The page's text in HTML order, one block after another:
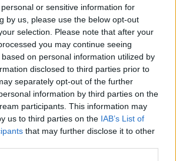
or sensitive information for
by us, please use the below opt-out
selection. Please note that after your
you may continue seeing
on personal information utilized by
disclosed to third parties prior to
separately opt-out of the further
information by third parties on the
participants. This information may
us to third parties on the IAB’s List of
that may further disclose it to other